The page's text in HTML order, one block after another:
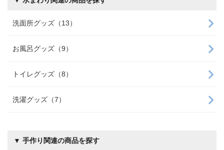
洗面所グッズ（13）
お風呂グッズ（9）
トイレグッズ（8）
洗濯グッズ（7）
▼ 手作り関連の商品を探す